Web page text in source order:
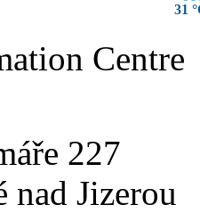
31
Centre
227
nad Jizerou